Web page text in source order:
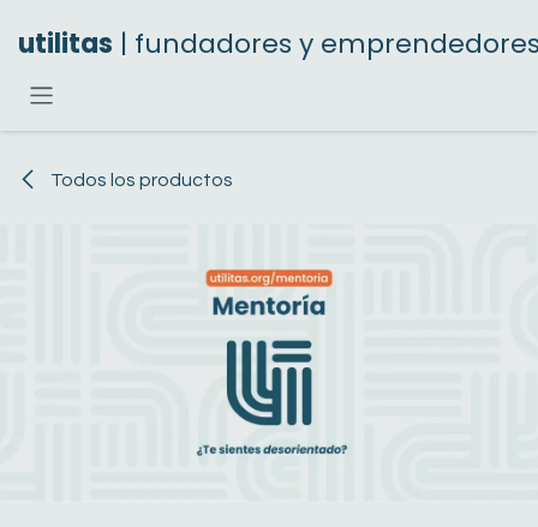
utilitas | fundadores y
Todos los productos